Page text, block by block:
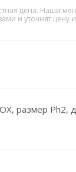
цена. Наши
и уточнят цену
размер Ph2,